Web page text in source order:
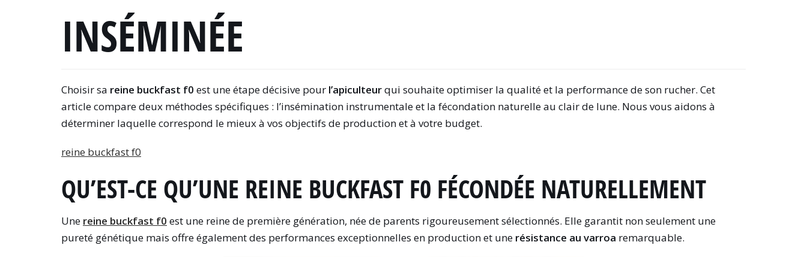
INSÉMINÉE
Choisir sa reine buckfast f0 est une étape décisive pour l’apiculteurqui souhaite optimiser la qualité et la performance de son rucher. Cet
article compare deux méthodes spécifiques : l’insémination instrumentale et la fécondation naturelle au clair de lune. Nous vous aidons à
déterminer laquelle correspond le mieux à vos objectifs de production et à votre budget.
reine buckfast f0
QU’EST-CE QU’UNE REINE BUCKFAST F0 FÉCONDÉE NATURELLEMENT
Une reine buckfast f0 est une reine de première génération, née de parents rigoureusement sélectionnés. Elle garantit non seulement une
pureté génétique mais offre également des performances exceptionnelles en production et une résistance au varroa remarquable.